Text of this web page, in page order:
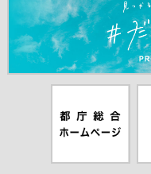
ムページ（別
ウインドウが